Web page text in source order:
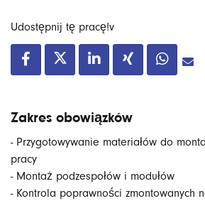
Udostępnij tę pracę!v
Zakres obowiązków
- Przygotowywanie materiałów do
pracy
- Montaż podzespołów i modułów
- Kontrola poprawności zmontowanych